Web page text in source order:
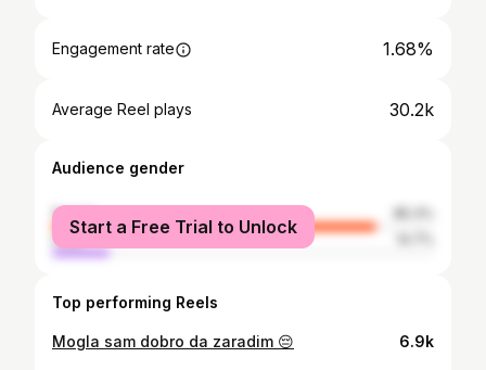
Engagement rate 1.68%
Average Reel plays 30.2k
Audience gender
female
male
Start a Free Trial to Unlock
Top performing Reels
Mogla sam dobro da zaradim 😔 6.9k